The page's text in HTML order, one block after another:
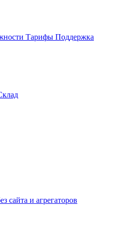
Тарифы Поддержка
сайта и агрегаторов